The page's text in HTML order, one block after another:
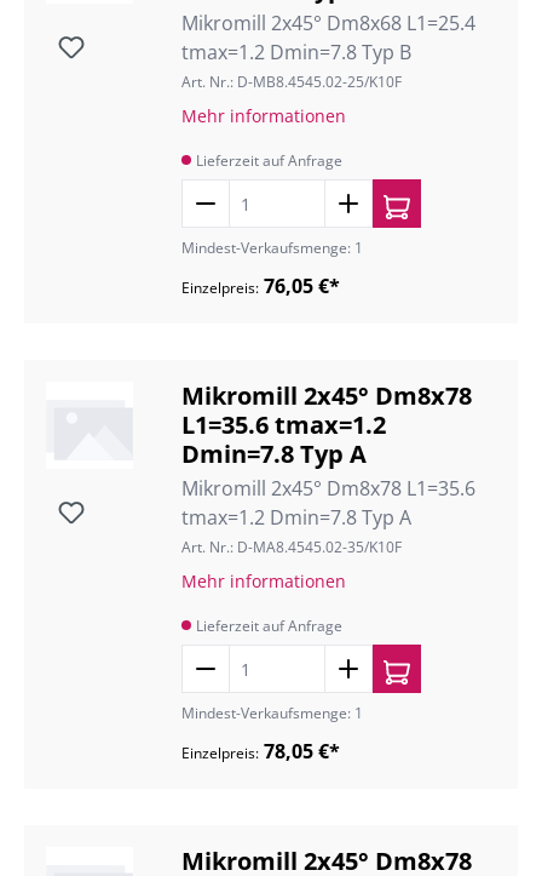
Mikromill 2x45° Dm8x68 L1=25.4
tmax=1.2 Dmin=7.8 Typ B
Art. Nr.: D-MB8.4545.02-25/K10F
Mehr informationen
Lieferzeit auf Anfrage
Mindest-Verkaufsmenge: 1
Einzelpreis: 76,05 €*
Mikromill 2x45° Dm8x78
L1=35.6 tmax=1.2
Dmin=7.8 Typ A
Mikromill 2x45° Dm8x78 L1=35.6
tmax=1.2 Dmin=7.8 Typ A
Art. Nr.: D-MA8.4545.02-35/K10F
Mehr informationen
Lieferzeit auf Anfrage
Mindest-Verkaufsmenge: 1
Einzelpreis: 78,05 €*
Mikromill 2x45° Dm8x78